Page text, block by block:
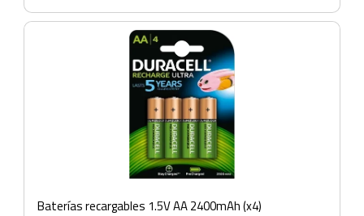
Baterías recargables 1.5V AA 2400mAh (x4)